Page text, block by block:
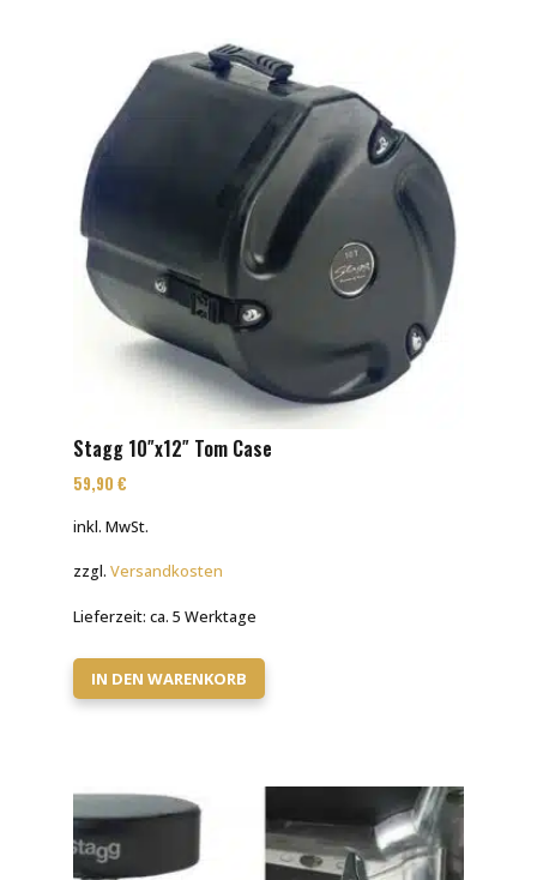
Stagg 10″x12″ Tom Case
59,90 €
inkl. MwSt.
zzgl. Versandkosten
Lieferzeit: ca. 5 Werktage
IN DEN WARENKORB